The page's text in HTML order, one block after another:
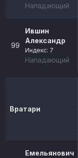
Нападающий
99
Ившин
Александр
Индекс: 7
Нападающий
Вратари
Емельянович